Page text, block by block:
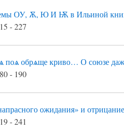
ОУ, Ѫ, Ю И Ѭ в Ильиной
- 227
поѧ обрѧще криво… О союзе даже
- 190
ожидания» и отрицание
- 241